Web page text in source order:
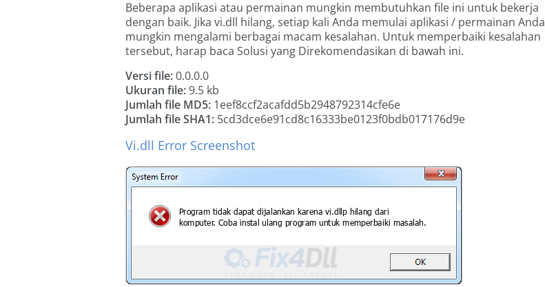
Beberapa aplikasi atau permainan mungkin membutuhkan file ini untuk bekerja
dengan baik. Jika vi.dll hilang, setiap kali Anda memulai aplikasi / permainan Anda
mungkin mengalami berbagai macam kesalahan. Untuk memperbaiki kesalahan
tersebut, harap baca Solusi yang Direkomendasikan di bawah ini.
Versi file:0.0.0.0
Ukuran file:9.5 kb
Jumlah file MD5: 1eef8ccf2acafdd5b2948792314cfe6e
Jumlah file SHA1: 5cd3dce6e91cd8c16333be0123f0bdb017176d9e
Vi.dll Error Screenshot